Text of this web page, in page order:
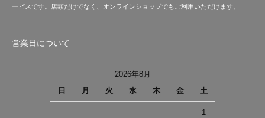
ービスです。店頭だけでなく、オンラインショップでもご利用いただけます。
営業日について
2026年8月
日
月 火 水 木 金 土
1